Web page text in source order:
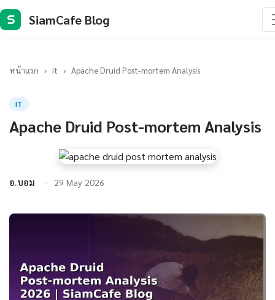
S SiamCafe Blog
หน้าแรก › it › Apache Druid Post-mortem Analysis
IT
Apache Druid Post-mortem Analysis
อ.บอม 29 May 2026